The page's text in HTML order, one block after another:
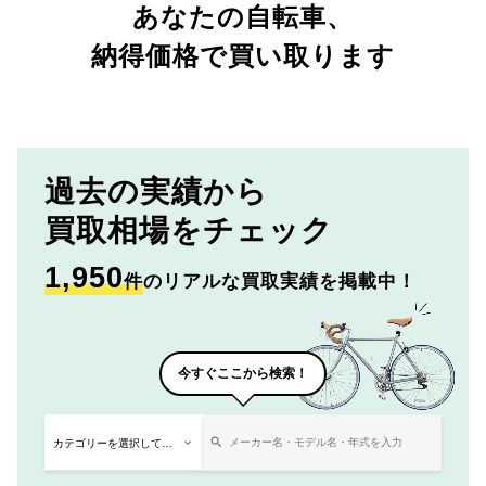
あなたの自転車、
納得価格で買い取ります
過去の実績から
買取相場をチェック
1,950件のリアルな買取実績を掲載中！
今すぐここから検索！